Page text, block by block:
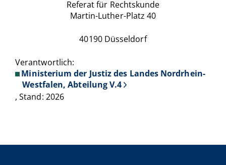
Referat für Rechtskunde
Martin-Luther-Platz 40
40190 Düsseldorf
Verantwortlich:
Ministerium der Justiz des Landes Nordrhein-
Westfalen, Abteilung V.4
, Stand: 2026